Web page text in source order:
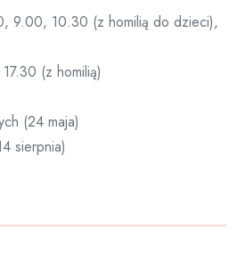
9.00, 10.30 (z homilią do dzieci),
(z homilią)
(24 maja)
sierpnia)